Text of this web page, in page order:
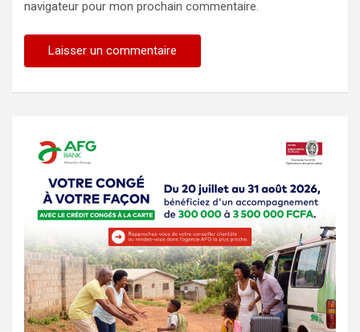
navigateur pour mon prochain commentaire.